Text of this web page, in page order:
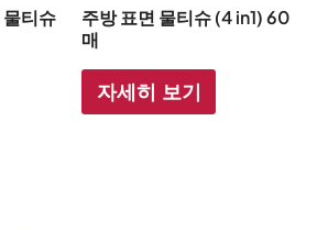
티슈
주방 표면 물티슈 (4 in1) 60
매
자세히 보기